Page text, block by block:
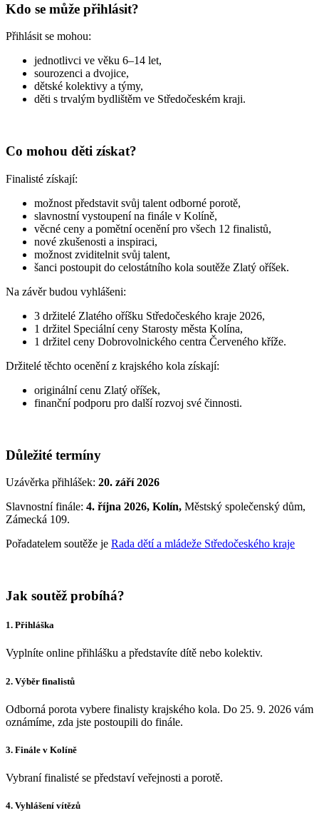
Kdo se může přihlásit?
Přihlásit se mohou:
jednotlivci ve věku 6–14 let,
sourozenci a dvojice,
dětské kolektivy a týmy,
děti s trvalým bydlištěm ve Středočeském kraji.
Co mohou děti získat?
Finalisté získají:
možnost představit svůj talent odborné porotě,
slavnostní vystoupení na finále v Kolíně,
věcné ceny a pomětní ocenění pro všech 12 finalistů,
nové zkušenosti a inspiraci,
možnost zviditelnit svůj talent,
šanci postoupit do celostátního kola soutěže Zlatý oříšek.
Na závěr budou vyhlášeni:
3 držitelé Zlatého oříšku Středočeského kraje 2026,
1 držitel Speciální ceny Starosty města Kolína,
1 držitel ceny Dobrovolnického centra Červeného kříže.
Držitelé těchto ocenění z krajského kola získají:
originální cenu Zlatý oříšek,
finanční podporu pro další rozvoj své činnosti.
Důležité termíny
Uzávěrka přihlášek: 20. září 2026
Slavnostní finále: 4. října 2026, Kolín, Městský společenský dům,
Zámecká 109.
Pořadatelem soutěže je Rada dětí a mládeže Středočeského kraje
Jak soutěž probíhá?
1. Přihláška
Vyplníte online přihlášku a představíte dítě nebo kolektiv.
2. Výběr finalistů
Odborná porota vybere finalisty krajského kola. Do 25. 9. 2026 vám
oznámíme, zda jste postoupili do finále.
3. Finále v Kolíně
Vybraní finalisté se představí veřejnosti a porotě.
4. Vyhlášení vítězů